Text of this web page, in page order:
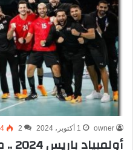
owner 1 أكتوبر، 2024 2